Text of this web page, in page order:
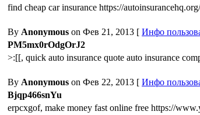
find cheap car insurance https://
By Anonymous on Фев 21, 2013 [ Инфо
PM5mx0rOdgOrJ2
>:[[, quick auto insurance quote auto insurance
By Anonymous on Фев 22, 2013 [ Инфо
Bjqp466snYu
erpcxgof, make money fast online free https://